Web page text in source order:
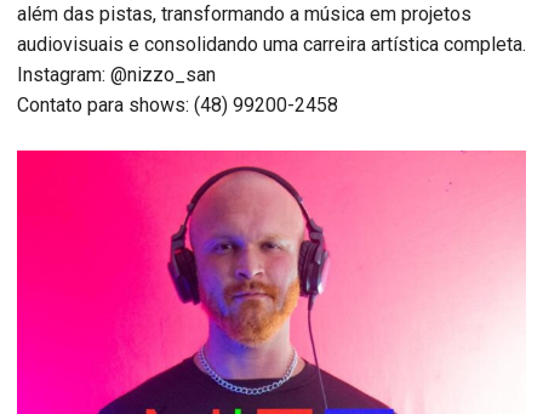
além das pistas, transformando a música em projetos
audiovisuais e consolidando uma carreira artística completa.
Instagram: @nizzo_san
Contato para shows: (48) 99200-2458